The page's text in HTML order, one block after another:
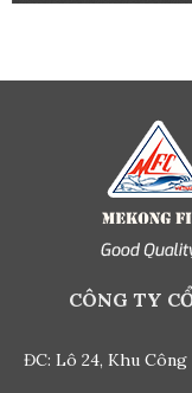
CÔNG TY
ĐC: Lô 24, Khu